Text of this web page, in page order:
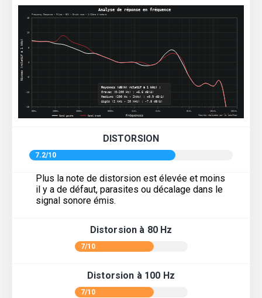
DISTORSION
7.2/10
Plus la note de distorsion est élevée et moins
il y a de défaut, parasites ou décalage dans le
signal sonore émis.
Distorsion à 80 Hz
7/10
Distorsion à 100 Hz
7/10